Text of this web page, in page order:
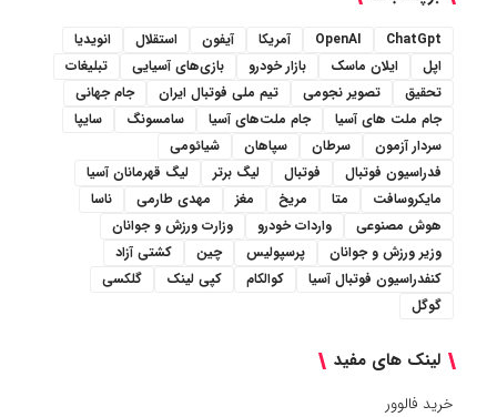
ChatGpt
OpenAI آمریکا آیفون استقلال
انویدیا
اپل
ایلان ماسک بازار خودرو بازی‌های آسیایی
تبلیغات
تحقیق
تصویر نجومی تیم ملی فوتبال ایران
جام جهانی
جام ملت های آسیا
جام ملت‌های آسیا سامسونگ
سایپا
سردار آزمون
سرطان سپاهان
شیائومی
فدراسیون فوتبال
فوتبال لیگ برتر
لیگ قهرمانان آسیا
مایکروسافت
متا مریخ مغز مهدی طارمی
ناسا
هوش مصنوعی
واردات خودرو
وزارت ورزش و جوانان
وزیر ورزش و جوانان
پرسپولیس چین
کشتی آزاد
کنفدراسیون فوتبال آسیا
کوالکام کپی لینک
گلکسی
گوگل
لینک های مفید
خرید فالوور